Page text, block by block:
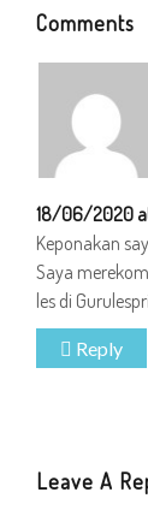
Comments
18/06/2020
Keponakan
Saya
les di
Reply
Leave A